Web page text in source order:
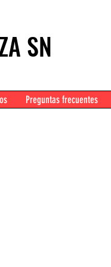
SN
Preguntas frecuentes